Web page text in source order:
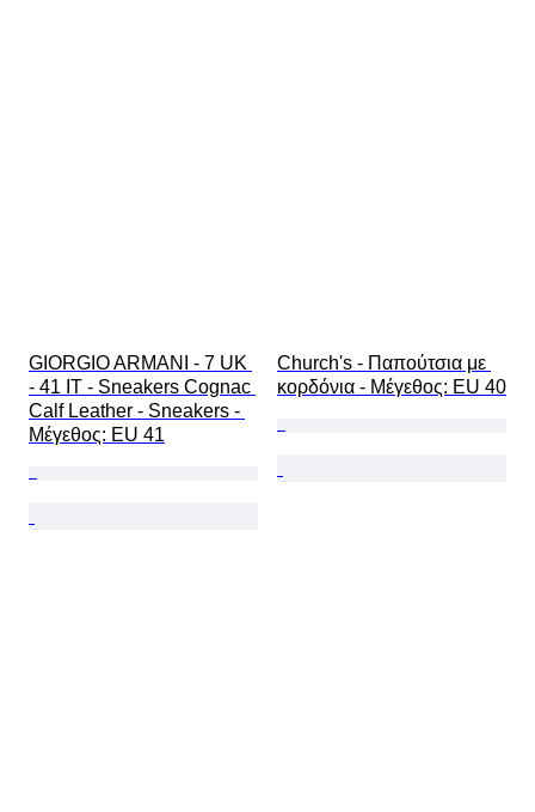
GIORGIO ARMANI - 7 UK
- 41 IT - Sneakers Cognac
Calf Leather - Sneakers -
Mέγεθος: EU 41
Church's - Παπούτσια με
κορδόνια - Mέγεθος: EU 40